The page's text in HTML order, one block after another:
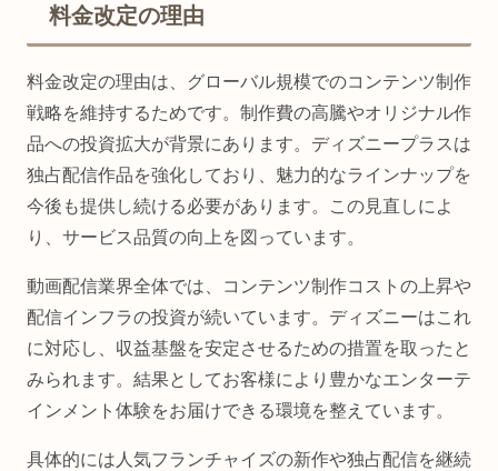
料金改定の理由
料金改定の理由は、グローバル規模でのコンテンツ制作
戦略を維持するためです。制作費の高騰やオリジナル作
品への投資拡大が背景にあります。ディズニープラスは
独占配信作品を強化しており、魅力的なラインナップを
今後も提供し続ける必要があります。この見直しによ
り、サービス品質の向上を図っています。
動画配信業界全体では、コンテンツ制作コストの上昇や
配信インフラの投資が続いています。ディズニーはこれ
に対応し、収益基盤を安定させるための措置を取ったと
みられます。結果としてお客様により豊かなエンターテ
インメント体験をお届けできる環境を整えています。
具体的には人気フランチャイズの新作や独占配信を継続